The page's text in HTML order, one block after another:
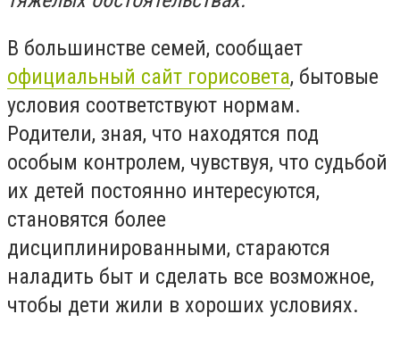
В большинстве семей, сообщает
официальный сайт горисовета, бытовые
условия соответствуют нормам.
Родители, зная, что находятся под
особым контролем, чувствуя, что судьбой
их детей постоянно интересуются,
становятся более
дисциплинированными, стараются
наладить быт и сделать все возможное,
чтобы дети жили в хороших условиях.